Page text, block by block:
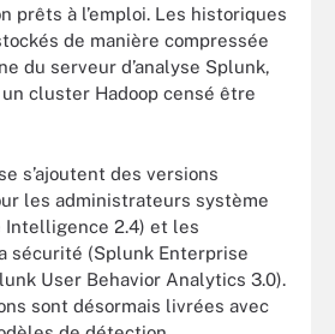
prêts à l’emploi. Les historiques
de manière compressée
du serveur d’analyse Splunk,
cluster Hadoop censé être
s’ajoutent des versions
les administrateurs système
Intelligence 2.4) et les
sécurité (Splunk Enterprise
User Behavior Analytics 3.0).
sont désormais livrées avec